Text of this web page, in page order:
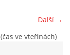
Další →
(čas ve vteřinách)